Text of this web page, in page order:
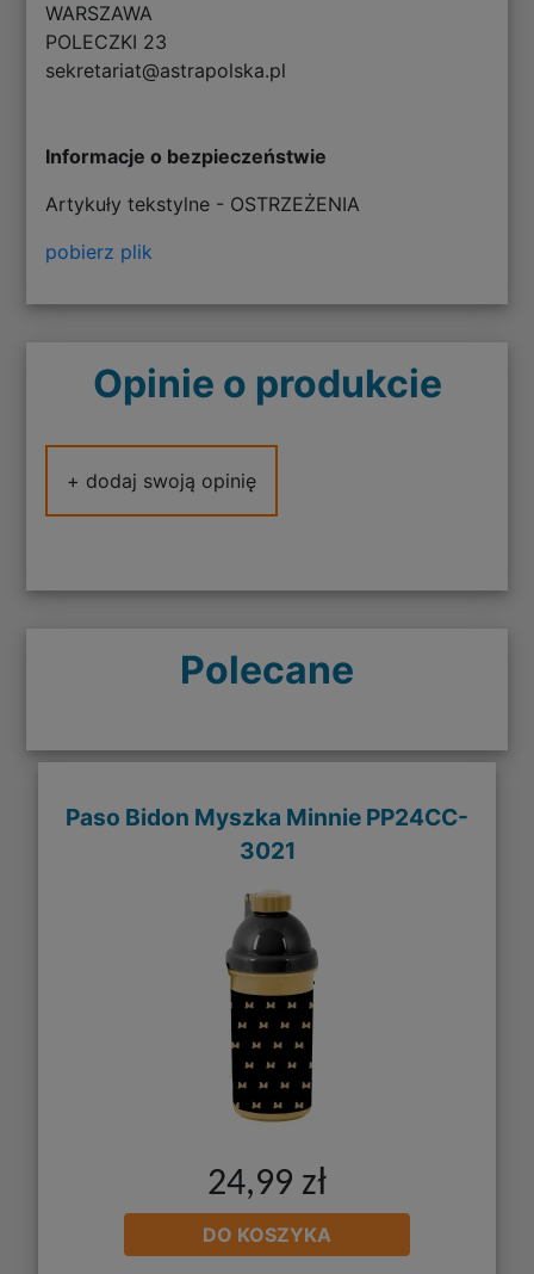
WARSZAWA
POLECZKI 23
sekretariat@astrapolska.pl
Informacje o bezpieczeństwie
Artykuły tekstylne - OSTRZEŻENIA
pobierz plik
Opinie o produkcie
+ dodaj swoją opinię
Polecane
Paso Bidon Myszka Minnie PP24CC-
3021
24,99 zł
DO KOSZYKA